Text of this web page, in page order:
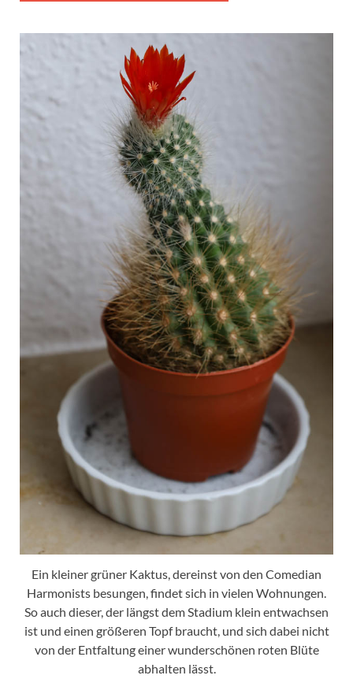
Ein kleiner grüner Kaktus, dereinst von den Comedian
Harmonists besungen, findet sich in vielen Wohnungen.
So auch dieser, der längst dem Stadium klein entwachsen
ist und einen größeren Topf braucht, und sich dabei nicht
von der Entfaltung einer wunderschönen roten Blüte
abhalten lässt.